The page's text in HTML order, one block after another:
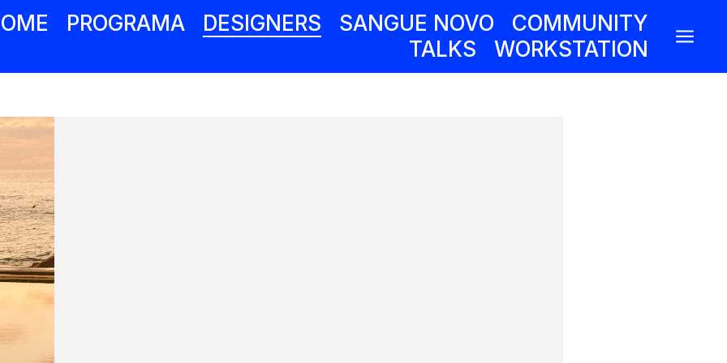
PROGRAMA DESIGNERS SANGUE NOVO
COMMUNITY
TALKS
WORKSTATION a